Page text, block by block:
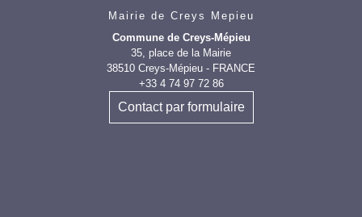
Mairie de Creys Mepieu
Commune de Creys-Mépieu
35, place de la Mairie
38510 Creys-Mépieu - FRANCE
+33 4 74 97 72 86
Contact par formulaire